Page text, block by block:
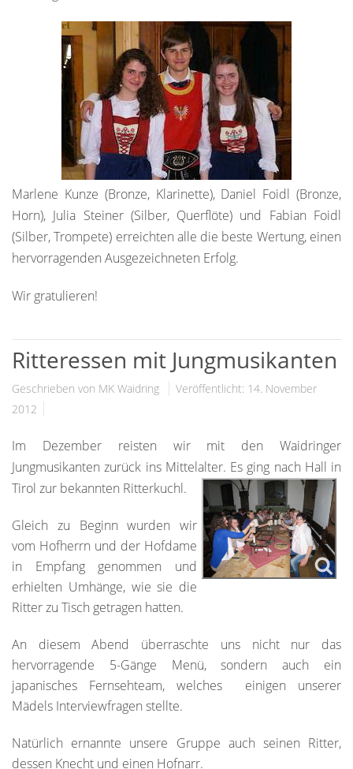
Marlene Kunze (Bronze, Klarinette), Daniel Foidl (Bronze,
Horn), Julia Steiner (Silber, Querflöte) und Fabian Foidl
(Silber, Trompete) erreichten alle die beste Wertung, einen
hervorragenden Ausgezeichneten Erfolg.
Wir gratulieren!
Ritteressen mit Jungmusikanten
Geschrieben von MK Waidring
Veröffentlicht: 14. November
2012
Im Dezember reisten wir mit den Waidringer
Jungmusikanten zurück ins Mittelalter. Es ging nach Hall in
Tirol zur bekannten Ritterkuchl.
Gleich zu Beginn wurden wir
vom Hofherrn und der Hofdame
in Empfang genommen und
erhielten Umhänge, wie sie die
Ritter zu Tisch getragen hatten.
An diesem Abend überraschte uns nicht nur das
hervorragende 5-Gänge Menü, sondern auch ein
japanisches Fernsehteam, welches einigen unserer
Mädels Interviewfragen stellte.
Natürlich ernannte unsere Gruppe auch seinen Ritter,
dessen Knecht und einen Hofnarr.